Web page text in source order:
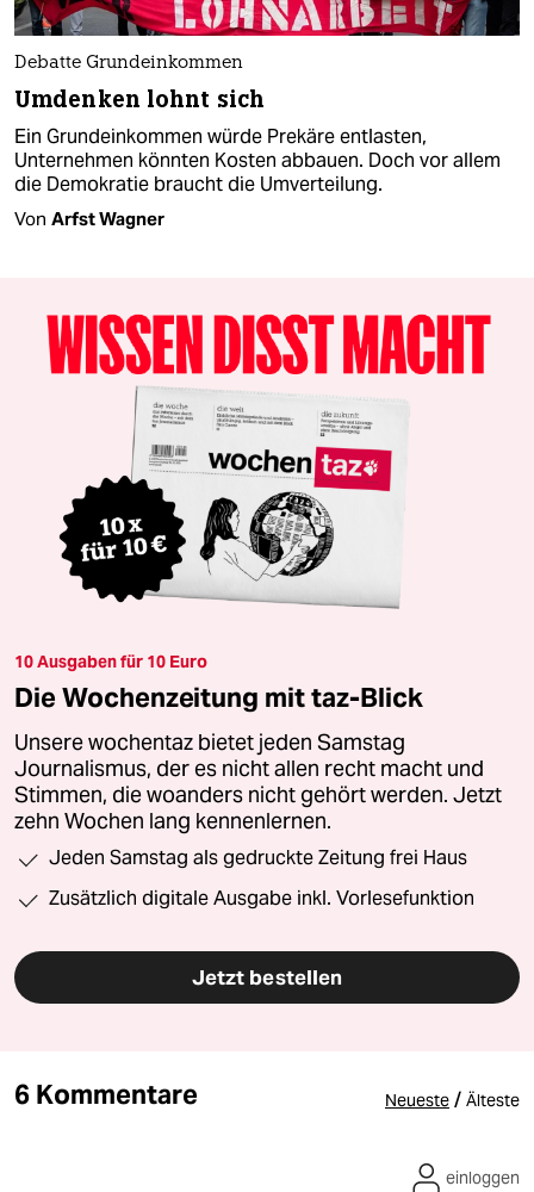
Debatte Grundeinkommen
Umdenken lohnt sich
Ein Grundeinkommen würde Prekäre entlasten,
Unternehmen könnten Kosten abbauen. Doch vor allem
die Demokratie braucht die Umverteilung.
Von Arfst Wagner
10 Ausgaben für 10 Euro
Die Wochenzeitung mit taz-Blick
Unsere wochentaz bietet jeden Samstag
Journalismus, der es nicht allen recht macht und
Stimmen, die woanders nicht gehört werden. Jetzt
zehn Wochen lang kennenlernen.
Jeden Samstag als gedruckte Zeitung frei Haus
Zusätzlich digitale Ausgabe inkl. Vorlesefunktion
Jetzt bestellen
6 Kommentare Neueste / Älteste
einloggen